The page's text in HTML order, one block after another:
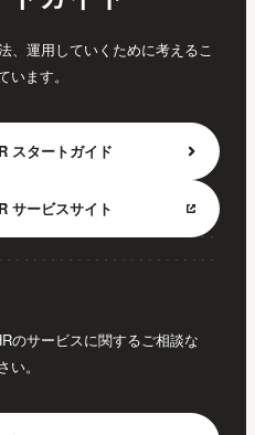
、運用していくために考えるこ
ます。
スタートガイド
サービスサイト
のサービスに関するご相談な
。